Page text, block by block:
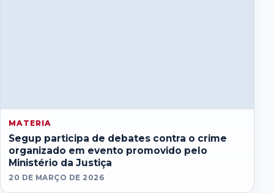
MATERIA
Segup participa de debates contra o crime
organizado em evento promovido pelo
Ministério da Justiça
20 DE MARÇO DE 2026